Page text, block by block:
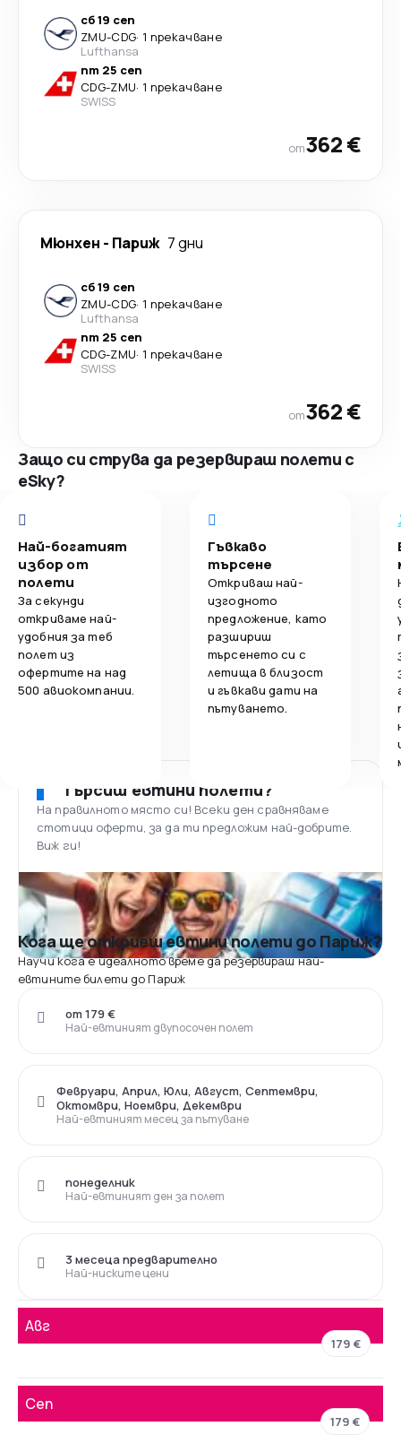
сб 19 сеп
ZMU-CDG· 1 прекачване
Lufthansa
пт 25 сеп
CDG-ZMU· 1 прекачване
SWISS
от362 €
Мюнхен - Париж 7 дни
сб 19 сеп
ZMU-CDG· 1 прекачване
Lufthansa
пт 25 сеп
CDG-ZMU· 1 прекачване
SWISS
от362 €
Защо си струва да резервираш полети с
eSky?
Най-богатият
избор от
полети
За секунди
откриваме най-
удобния за теб
полет из
офертите на над
500 авиокомпании.
Гъвкаво
търсене
Откриваш най-
изгодното
предложение, като
разшириш
търсенето си с
летища в близост
и гъвкави дати на
пътуването.
Търсиш евтини полети?
На правилното място си! Всеки ден сравняваме
стотици оферти, за да ти предложим най-добрите.
Виж ги!
Кога ще откриеш евтини полети до Париж?
Научи кога е идеалното време да резервираш най-
евтините билети до Париж
Най-евтиният двупосочен полет
от 179 €
Най-евтиният месец за пътуване
Февруари, Април, Юли, Август, Септември,
Октомври, Ноември, Декември
Най-евтиният ден за полет
понеделник
Най-ниските цени
3 месеца предварително
Авг
179 €
Сеп
179 €